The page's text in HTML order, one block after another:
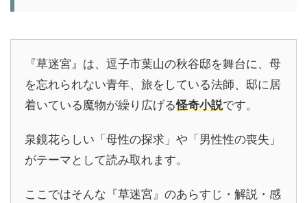
『草迷宮』は、逗子市葉山の秋谷邸を舞台に、母
を忘れられない青年、旅をしている法師、邸に居
着いている魔物が繰り広げる怪奇小説です。
泉鏡花らしい「母性の探求」や「男性性の喪失」
がテーマとして読み取れます。
ここではそんな『草迷宮』のあらすじ・解説・感